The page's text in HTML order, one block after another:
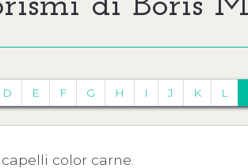
D E F G H I J K L
color carne.